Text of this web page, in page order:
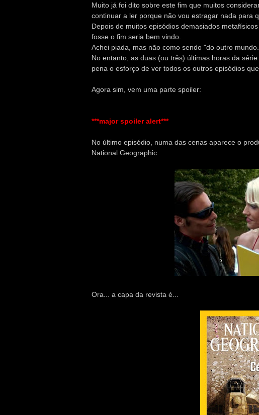
Muito já foi dito sobre este fim que muitos
continuar a ler porque não vou estragar nada para
Depois de muitos episódios demasiados
fosse o fim seria bem vindo.
Achei piada, mas não como sendo "do outro
No entanto, as duas (ou três) últimas horas da
pena o esforço de ver todos os outros episódios
Agora sim, vem uma parte spoiler:
***major spoiler alert***
No último episódio, numa das cenas aparece o
National Geographic.
Ora... a capa da revista é...